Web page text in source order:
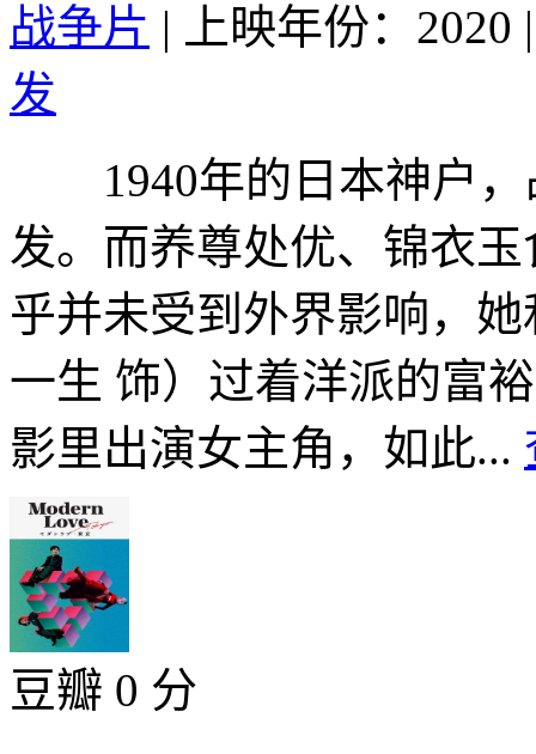
战争片 | 上映年份：2020 |
发
1940年的日本神户，
发。而养尊处优、锦衣
乎并未受到外界影响，
一生 饰）过着洋派的富
影里出演女主角，如此...
豆瓣 0 分